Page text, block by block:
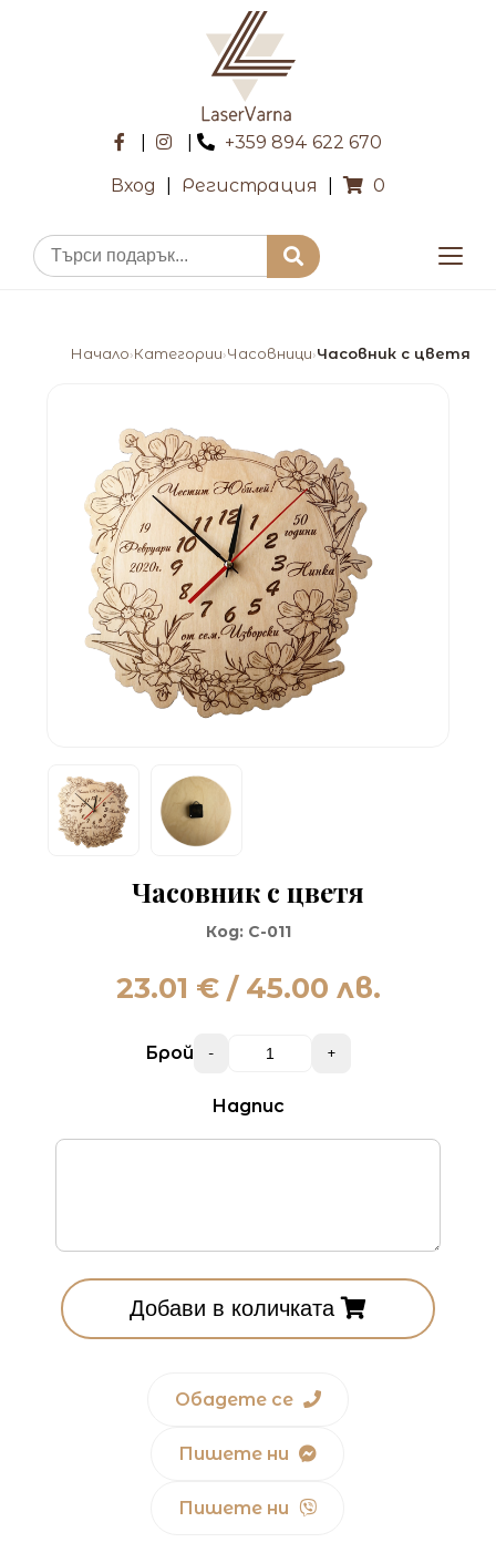
+359 894 622 670
Вход Регистрация 0
Начало›Категории›Часовници›Часовник с цветя
Часовник с цветя
Код: C-011
23.01 € / 45.00 лв.
Брой - +
Надпис
Добави в количката
Обадете се
Пишете ни
Пишете ни